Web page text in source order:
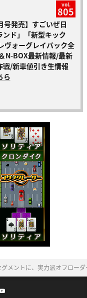
vol.
805
号発売】すごいぜ日
ド」「新型キック
ヴォーグレイバック全
N-BOX最新情報/最新
戦/新車値引き生情報
ら
グメントに、実力派オフロ